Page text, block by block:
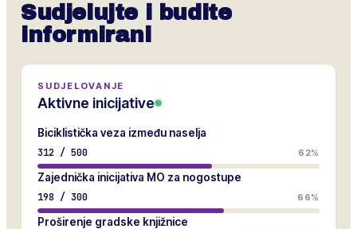
Sudjelujte i budite
informirani
SUDJELOVANJE
Aktivne inicijative
Biciklistička veza između naselja
312 / 500 62%
Zajednička inicijativa MO za nogostupe
198 / 300 66%
Proširenje gradske knjižnice